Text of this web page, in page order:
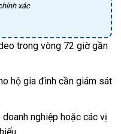
xác
trong vòng 72 giờ gần
hộ gia đình cần giám sát
nghiệp hoặc các vị